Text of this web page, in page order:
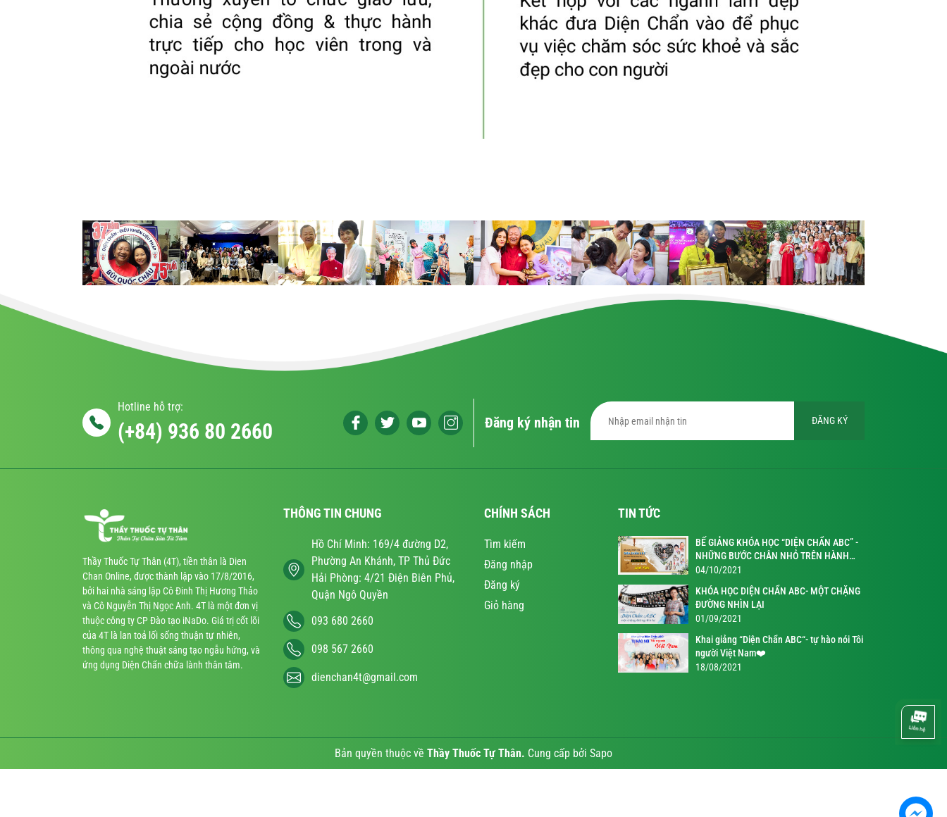
Hotline hỗ trợ:
(+84) 936 80 2660 Đăng ký nhận tin ĐĂNG KÝ
Thầy Thuốc Tự Thân (4T), tiền thân là Dien
Chan Online, được thành lập vào 17/8/2016,
bởi hai nhà sáng lập Cô Đinh Thị Hương Thảo
và Cô Nguyễn Thị Ngọc Anh. 4T là một đơn vị
thuộc công ty CP Đào tạo iNaDo. Giá trị cốt lõi
của 4T là lan toả lối sống thuận tự nhiên,
thông qua nghệ thuật sáng tạo ngẫu hứng, và
ứng dụng Diện Chẩn chữa lành thân tâm.
THÔNG TIN CHUNG
Hồ Chí Minh: 169/4 đường D2,
Phường An Khánh, TP Thủ Đức
Hải Phòng: 4/21 Điện Biên Phủ,
Quận Ngô Quyền
093 680 2660
098 567 2660
dienchan4t@gmail.com
CHÍNH SÁCH
Tìm kiếm
Đăng nhập
Đăng ký
Giỏ hàng
TIN TỨC
BẾ GIẢNG KHÓA HỌC “DIỆN CHẨN ABC” -
NHỮNG BƯỚC CHÂN NHỎ TRÊN HÀNH
TRÌNH KỲ DIỆU
04/10/2021
KHÓA HỌC DIỆN CHẨN ABC- MỘT CHẶNG
ĐƯỜNG NHÌN LẠI
01/09/2021
Khai giảng “Diện Chẩn ABC“- tự hào nói Tôi
người Việt Nam❤️
18/08/2021
Bản quyền thuộc về Thầy Thuốc Tự Thân. Cung cấp bởi Sapo